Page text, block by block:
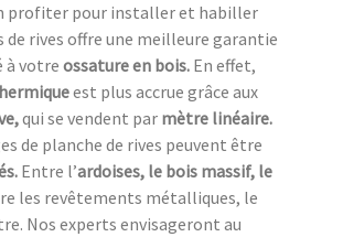
profiter pour installer et habiller
de rives offre une meilleure garantie
à votre ossature en bois. En effet,
est plus accrue grâce aux
qui se vendent par mètre linéaire.
de planche de rives peuvent être
Entre l’ardoises, le bois massif, le
les revêtements métalliques, le
Nos experts envisageront au